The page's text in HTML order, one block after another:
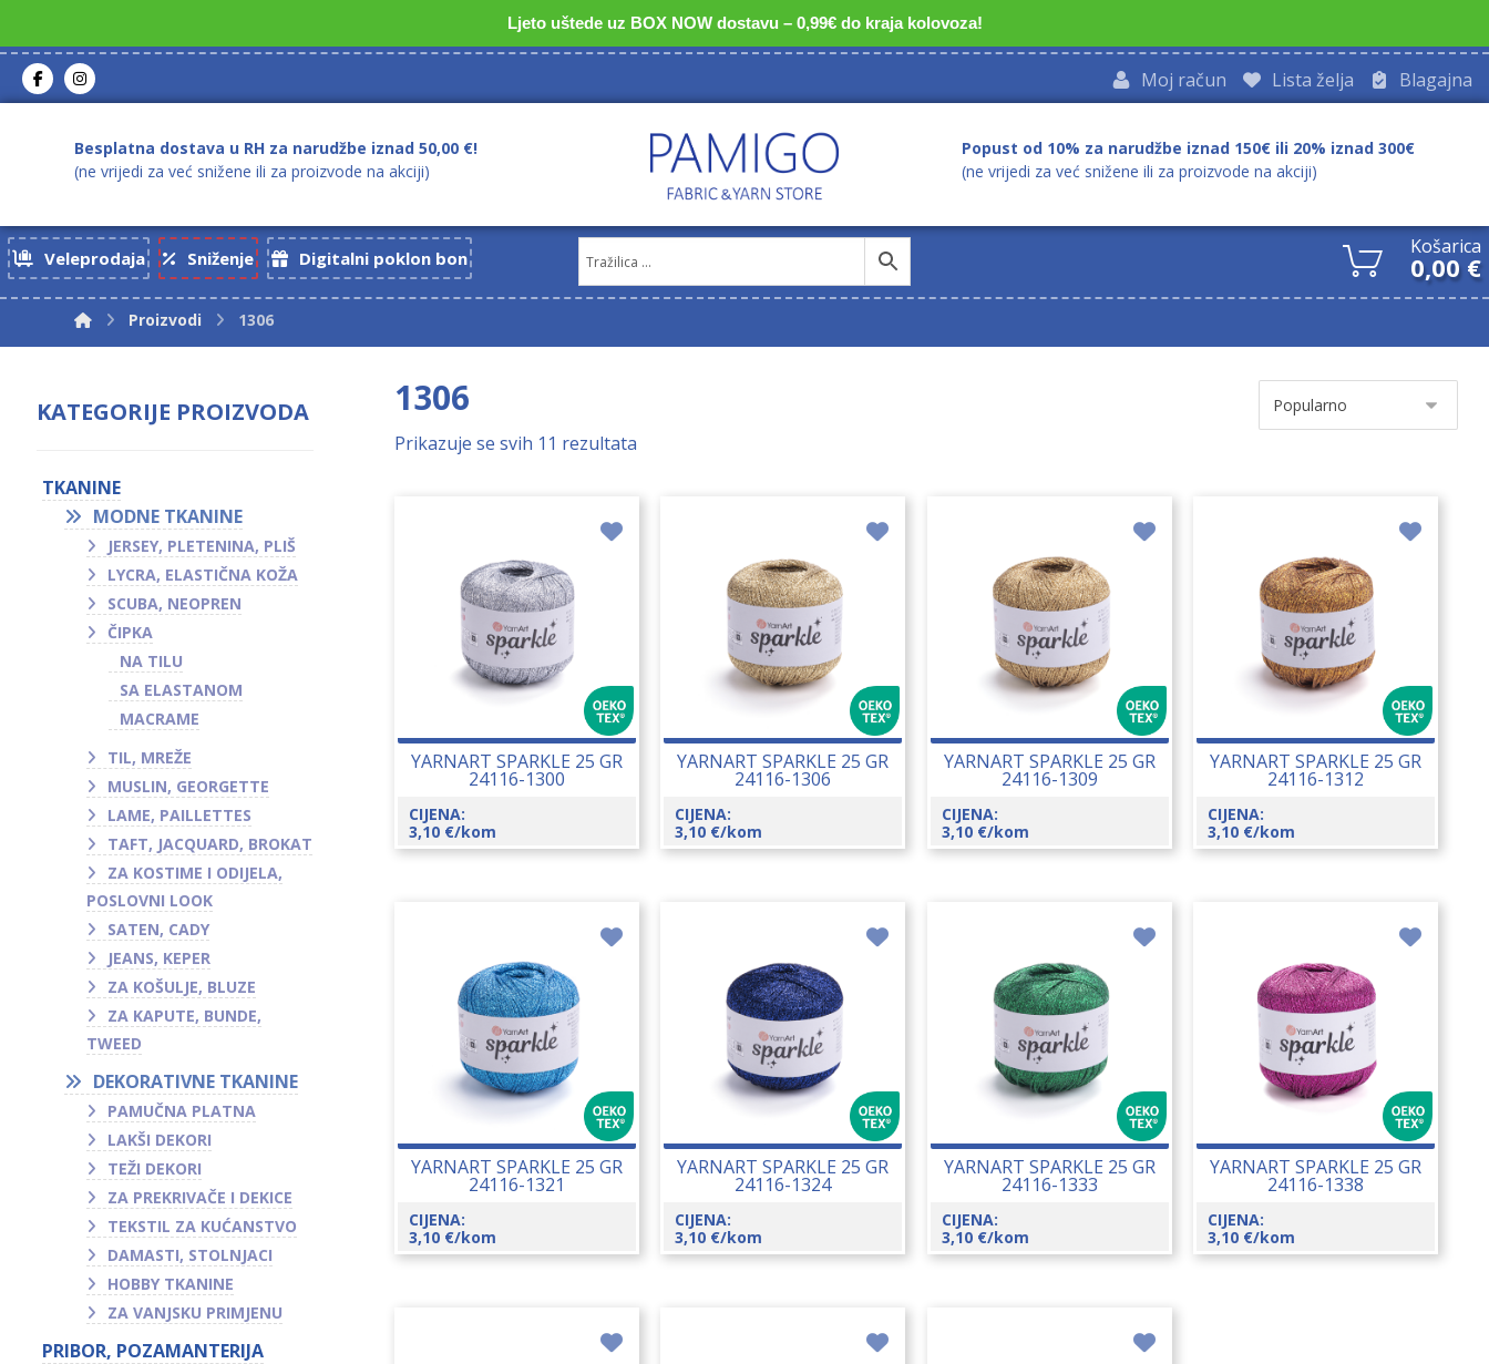
Ljeto uštede uz BOX NOW dostavu – 0,99€ do kraja kolovoza!
Blagajna
Lista želja
Moj račun
Besplatna dostava u RH za narudžbe iznad 50,00 €!
(ne vrijedi za već snižene ili za proizvode na akciji)
Popust od 10% za narudžbe iznad 150€ ili 20% iznad 300€
(ne vrijedi za već snižene ili za proizvode na akciji)
Veleprodaja Sniženje Digitalni poklon bon Košarica
0,00 €
Proizvodi 1306
1306
Prikazuje se svih 11 rezultata
YARNART SPARKLE 25 GR
24116-1300
CIJENA:
3,10 €/kom
YARNART SPARKLE 25 GR
24116-1306
CIJENA:
3,10 €/kom
YARNART SPARKLE 25 GR
24116-1309
CIJENA:
3,10 €/kom
YARNART SPARKLE 25 GR
24116-1312
CIJENA:
3,10 €/kom
YARNART SPARKLE 25 GR
24116-1321
CIJENA:
3,10 €/kom
YARNART SPARKLE 25 GR
24116-1324
CIJENA:
3,10 €/kom
YARNART SPARKLE 25 GR
24116-1333
CIJENA:
3,10 €/kom
YARNART SPARKLE 25 GR
24116-1338
CIJENA:
3,10 €/kom
KATEGORIJE PROIZVODA
TKANINE
MODNE TKANINE
JERSEY, PLETENINA, PLIŠ
LYCRA, ELASTIČNA KOŽA
SCUBA, NEOPREN
ČIPKA
NA TILU
SA ELASTANOM
MACRAME
TIL, MREŽE
MUSLIN, GEORGETTE
LAME, PAILLETTES
TAFT, JACQUARD, BROKAT
ZA KOSTIME I ODIJELA,
POSLOVNI LOOK
SATEN, CADY
JEANS, KEPER
ZA KOŠULJE, BLUZE
ZA KAPUTE, BUNDE,
TWEED
DEKORATIVNE TKANINE
PAMUČNA PLATNA
LAKŠI DEKORI
TEŽI DEKORI
ZA PREKRIVAČE I DEKICE
TEKSTIL ZA KUĆANSTVO
DAMASTI, STOLNJACI
HOBBY TKANINE
ZA VANJSKU PRIMJENU
PRIBOR, POZAMANTERIJA